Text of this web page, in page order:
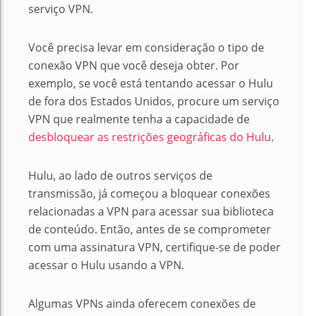
serviço VPN.
Você precisa levar em consideração o tipo de
conexão VPN que você deseja obter. Por
exemplo, se você está tentando acessar o Hulu
de fora dos Estados Unidos, procure um serviço
VPN que realmente tenha a capacidade de
desbloquear as restrições geográficas do Hulu.
Hulu, ao lado de outros serviços de
transmissão, já começou a bloquear conexões
relacionadas a VPN para acessar sua biblioteca
de conteúdo. Então, antes de se comprometer
com uma assinatura VPN, certifique-se de poder
acessar o Hulu usando a VPN.
Algumas VPNs ainda oferecem conexões de